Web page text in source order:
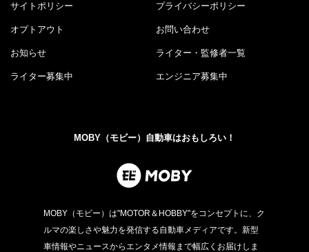
サイトポリシー プライバシーポリシー
オプトアウト お問い合わせ
お知らせ ライター・監修者一覧
ライター募集中 エンジニア募集中
MOBY（モビー）自動車はおもしろい！
MOBY（モビー）は"MOTOR＆HOBBY"をコンセプトに、ク
ルマの楽しさや魅力を発信する自動車メディアです。新型
車情報やニュースからエンタメ情報まで幅広くお届けしま